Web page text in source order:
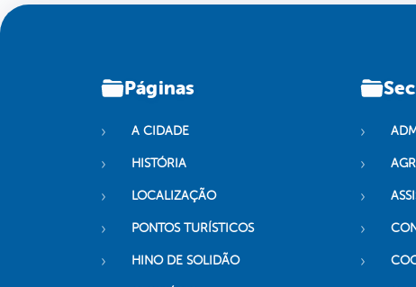
Páginas
A CIDADE
HISTÓRIA
LOCALIZAÇÃO
PONTOS TURÍSTICOS
HINO DE SOLIDÃO